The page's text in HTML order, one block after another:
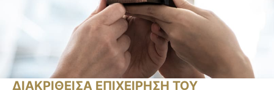
ΔΙΑΚΡΙΘΕΙΣΑ ΕΠΙΧΕΙΡΗΣΗ ΤΟΥ